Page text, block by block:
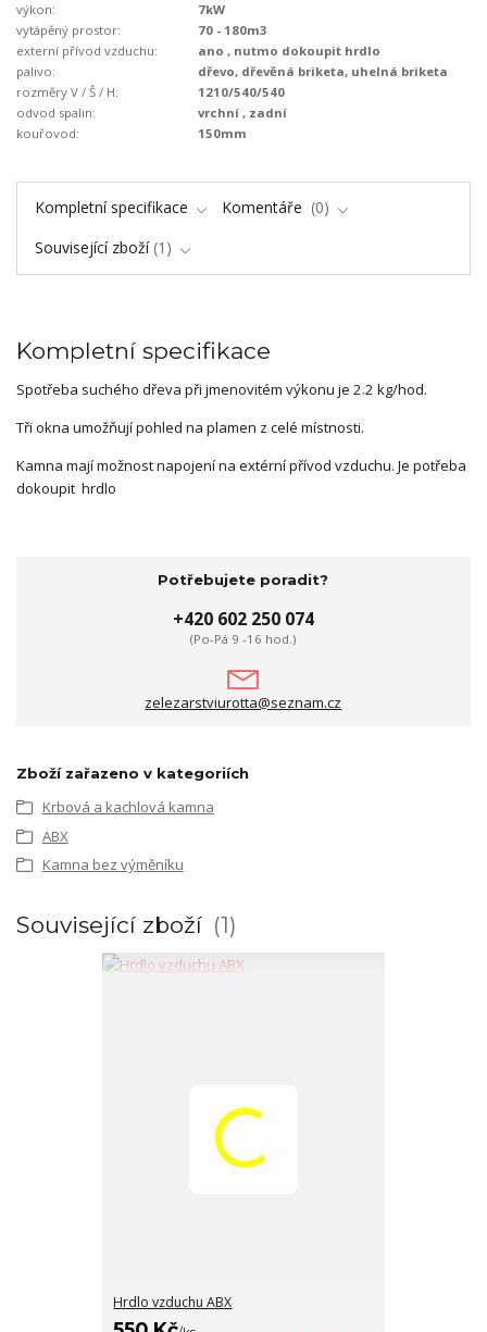
výkon:
7kW
vytápěný prostor:
70 - 180m3
externí přívod vzduchu:
ano , nutmo dokoupit hrdlo
palivo:
dřevo, dřevěná briketa, uhelná briketa
rozměry V / Š / H:
1210/540/540
odvod spalin:
vrchní , zadní
kouřovod:
150mm
Kompletní specifikace Komentáře
0
Související zboží 1
Kompletní specifikace
Spotřeba suchého dřeva při jmenovitém výkonu je 2.2 kg/hod.
Tři okna umožňují pohled na plamen z celé místnosti.
Kamna mají možnost napojení na extérní přívod vzduchu. Je potřeba
dokoupit hrdlo
Potřebujete poradit?
+420 602 250 074
(Po-Pá 9 -16 hod.)
zelezarstviurotta@seznam.cz
Zboží zařazeno v kategoriích
Krbová a kachlová kamna
ABX
Kamna bez výměníku
Související zboží 1
Hrdlo vzduchu ABX